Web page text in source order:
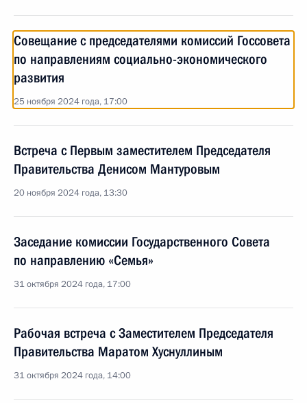
Совещание с председателями комиссий Госсовета
по направлениям социально-экономического
развития
25 ноября 2024 года, 17:00
Встреча с Первым заместителем Председателя
Правительства Денисом Мантуровым
20 ноября 2024 года, 13:30
Заседание комиссии Государственного Совета
по направлению «Семья»
31 октября 2024 года, 17:00
Рабочая встреча с Заместителем Председателя
Правительства Маратом Хуснуллиным
31 октября 2024 года, 14:00